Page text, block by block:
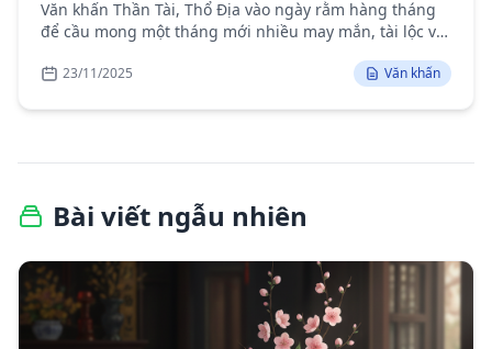
Văn khấn Thần Tài, Thổ Địa vào ngày rằm hàng tháng
để cầu mong một tháng mới nhiều may mắn, tài lộc và
23/11/2025 Văn khấn
Bài viết ngẫu nhiên